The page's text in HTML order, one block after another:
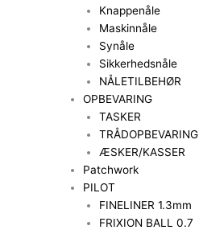
Knappenåle
Maskinnåle
Synåle
Sikkerhedsnåle
NÅLETILBEHØR
OPBEVARING
TASKER
TRÅDOPBEVARING
ÆSKER/KASSER
Patchwork
PILOT
FINELINER 1.3mm
FRIXION BALL 0.7